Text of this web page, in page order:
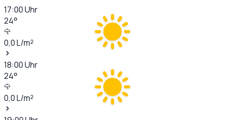
17:00Uhr
24°
0,0L/m²
18:00Uhr
24°
0,0L/m²